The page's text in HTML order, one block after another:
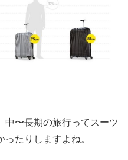
中〜長期の旅行ってスーツ
たりしますよね。